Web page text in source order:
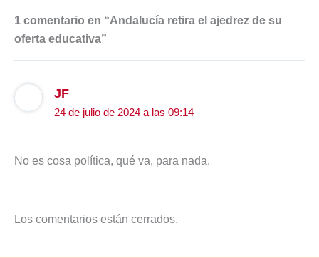
1 comentario en “Andalucía retira el ajedrez de su
oferta educativa”
JF
24 de julio de 2024 a las 09:14
No es cosa política, qué va, para nada.
Los comentarios están cerrados.